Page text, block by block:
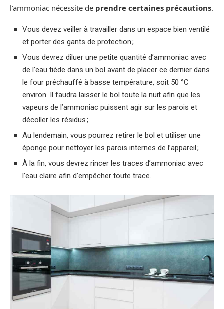
l’ammoniac nécessite de prendre certaines précautions.
Vous devez veiller à travailler dans un espace bien ventilé
et porter des gants de protection ;
Vous devrez diluer une petite quantité d’ammoniac avec
de l’eau tiède dans un bol avant de placer ce dernier dans
le four préchauffé à basse température, soit 50 °C
environ. Il faudra laisser le bol toute la nuit afin que les
vapeurs de l’ammoniac puissent agir sur les parois et
décoller les résidus ;
Au lendemain, vous pourrez retirer le bol et utiliser une
éponge pour nettoyer les parois internes de l’appareil ;
À la fin, vous devrez rincer les traces d’ammoniac avec
l’eau claire afin d’empêcher toute trace.